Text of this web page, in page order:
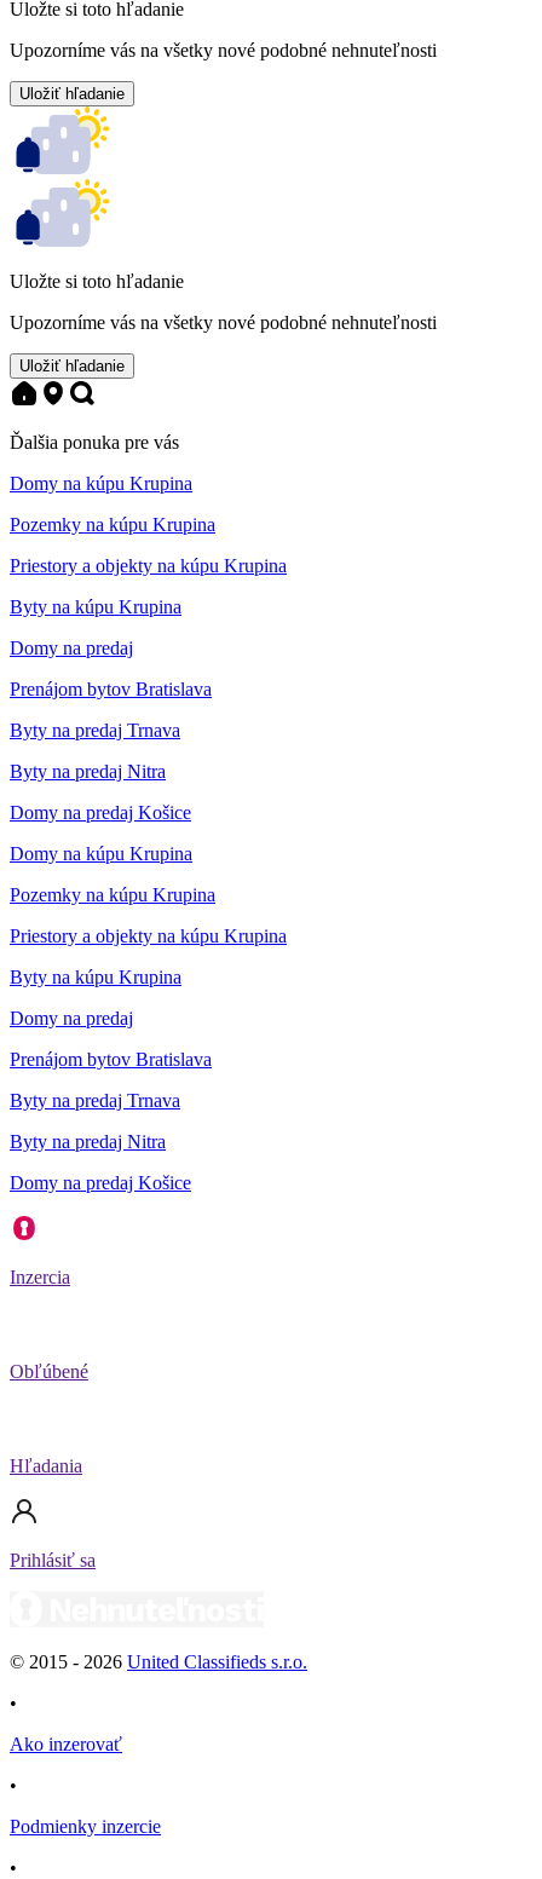
Uložte si toto hľadanie
Upozorníme vás na všetky nové podobné nehnuteľnosti
Uložiť hľadanie
Uložte si toto hľadanie
Upozorníme vás na všetky nové podobné nehnuteľnosti
Uložiť hľadanie
Ďalšia ponuka pre vás
Domy na kúpu Krupina
Pozemky na kúpu Krupina
Priestory a objekty na kúpu Krupina
Byty na kúpu Krupina
Domy na predaj
Prenájom bytov Bratislava
Byty na predaj Trnava
Byty na predaj Nitra
Domy na predaj Košice
Domy na kúpu Krupina
Pozemky na kúpu Krupina
Priestory a objekty na kúpu Krupina
Byty na kúpu Krupina
Domy na predaj
Prenájom bytov Bratislava
Byty na predaj Trnava
Byty na predaj Nitra
Domy na predaj Košice
Inzercia
Obľúbené
Hľadania
Prihlásiť sa
© 2015 - 2026 United Classifieds s.r.o.
•
Ako inzerovať
•
Podmienky inzercie
•